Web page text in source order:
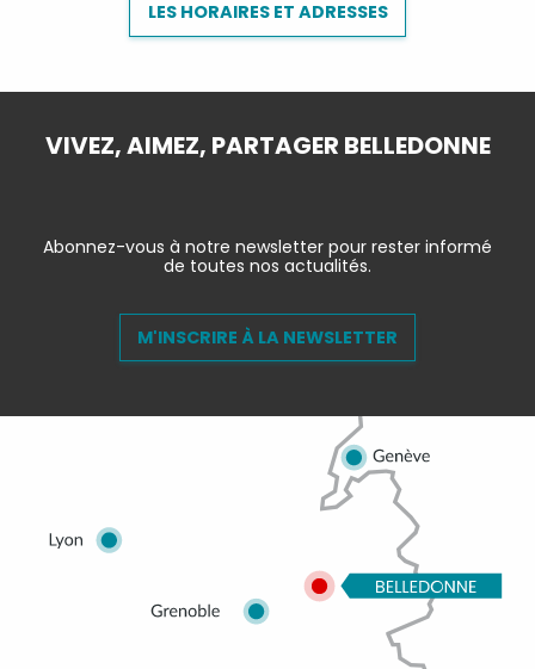
LES HORAIRES ET ADRESSES
VIVEZ, AIMEZ, PARTAGER BELLEDONNE
Abonnez-vous à notre newsletter pour rester informé
de toutes nos actualités.
M'INSCRIRE À LA NEWSLETTER